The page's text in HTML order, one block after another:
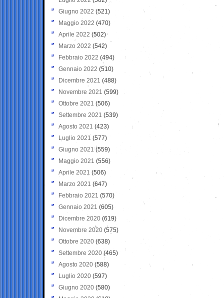
Giugno 2022 (521)
Maggio 2022 (470)
Aprile 2022 (502)
Marzo 2022 (542)
Febbraio 2022 (494)
Gennaio 2022 (510)
Dicembre 2021 (488)
Novembre 2021 (599)
Ottobre 2021 (506)
Settembre 2021 (539)
Agosto 2021 (423)
Luglio 2021 (577)
Giugno 2021(559)
Maggio 2021 (556)
Aprile 2021 (506)
Marzo 2021 (647)
Febbraio 2021 (570)
Gennaio 2021 (605)
Dicembre 2020 (619)
Novembre 2020 (575)
Ottobre 2020 (638)
Settembre 2020(465)
Agosto 2020 (588)
Luglio 2020 (597)
Giugno 2020 (580)